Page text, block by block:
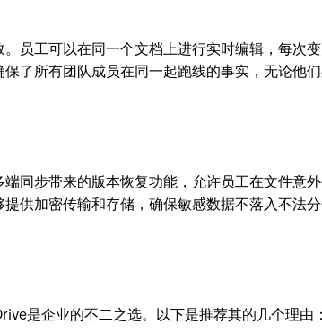
员工可以在同一个文档上进行实时编辑，每次
了所有团队成员在同一起跑线的事实，无论他
同步带来的版本恢复功能，允许员工在文件意
供加密传输和存储，确保敏感数据不落入不法
是企业的不二之选。以下是推荐其的几个理由